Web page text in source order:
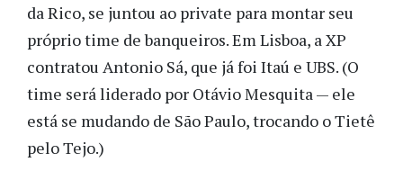
da Rico, se juntou ao private para montar seu
próprio time de banqueiros. Em Lisboa, a XP
contratou Antonio Sá, que já foi Itaú e UBS. (O
time será liderado por Otávio Mesquita — ele
está se mudando de São Paulo, trocando o Tietê
pelo Tejo.)